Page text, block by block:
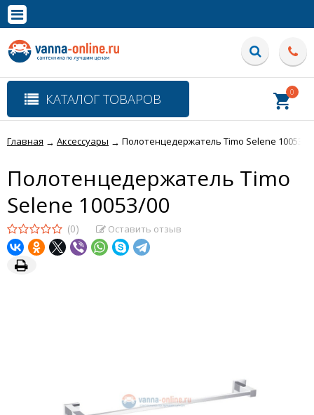
Полная версия сайта
КАТАЛОГ ТОВАРОВ 0
Главная → Аксессуары → Полотенцедержатель Timo Selene 10053/
Полотенцедержатель Timo
Selene 10053/00
(0) Оставить отзыв